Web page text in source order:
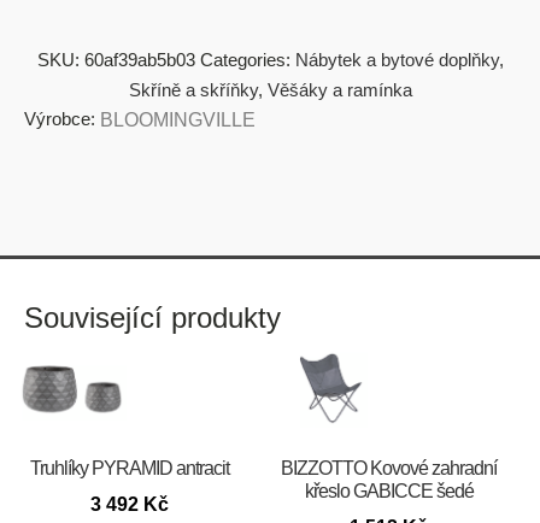
SKU: 60af39ab5b03 Categories: Nábytek a bytové doplňky,
Skříně a skříňky, Věšáky a ramínka
Výrobce: BLOOMINGVILLE
Související produkty
Truhlíky PYRAMID antracit
3 492 Kč
BIZZOTTO Kovové zahradní
křeslo GABICCE šedé